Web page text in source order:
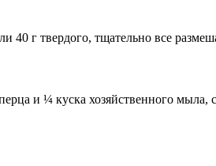
40 г твердого, тщательно все
и ¼ куска хозяйственного